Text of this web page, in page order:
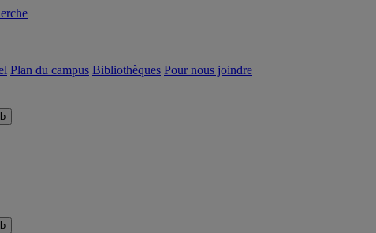
Plan du campus Bibliothèques Pour nous joindre